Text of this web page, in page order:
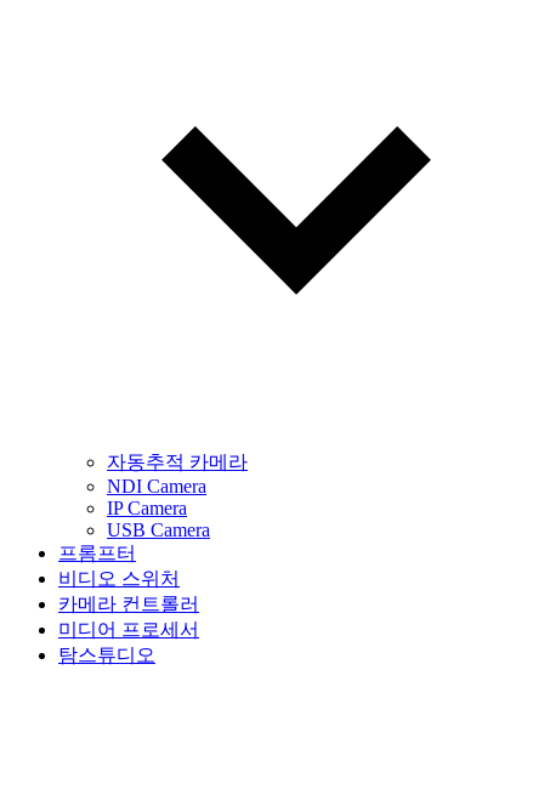
자동추적 카메라
NDI Camera
IP Camera
USB Camera
프롬프터
비디오 스위처
카메라 컨트롤러
미디어 프로세서
탐스튜디오